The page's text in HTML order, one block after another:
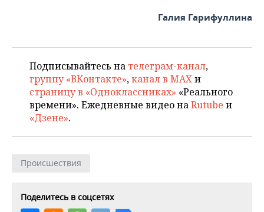
ВОЛЕЙБОЛ
КИБЕРСПОРТ
ФИГУРНОЕ КАТАНИЕ
ВОДНЫЕ ВИДЫ СПОРТА
ИСТОРИЯ
КУЛЬТУРА
МЕДИЦИНА
ОБРАЗОВАНИЕ
СПИСОК ПЕРСОН
СПИСОК КОМПАНИЙ
ПОЛНАЯ ВЕРСИЯ
Галия Гарифуллина
Подписывайтесь на телеграм-канал,
группу «ВКонтакте»,канал в MAXи
страницу в «Одноклассниках» «Реального
времени». Ежедневные видео наRutube и
«Дзене».
Происшествия
Поделитесь в соцсетях